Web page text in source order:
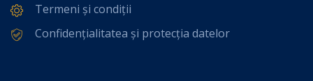
Termeni și condiții
Confidențialitatea și protecția datelor